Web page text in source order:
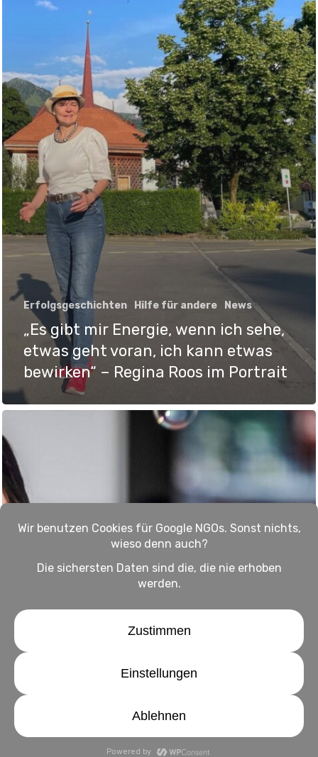
Erfolgsgeschichten Hilfe für andere News
„Es gibt mir Energie, wenn ich sehe,
etwas geht voran, ich kann etwas
bewirken“ – Regina Roos im Portrait